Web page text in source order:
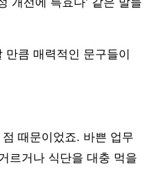
만큼 매력적인 문구들이
때문이었죠. 바쁜 업무
르거나 식단을 대충 먹을